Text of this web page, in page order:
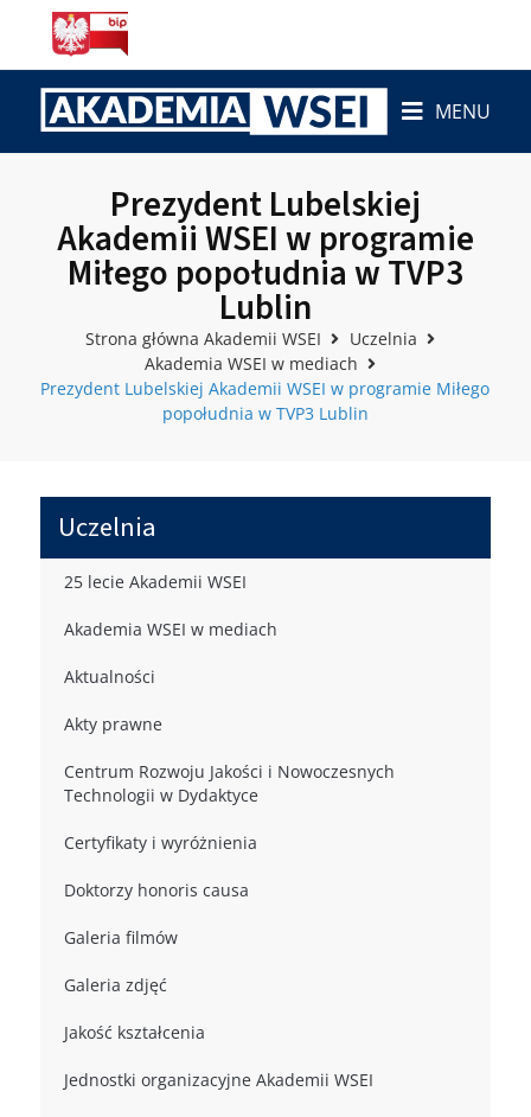
MENU
Prezydent Lubelskiej
Akademii WSEI w programie
Miłego popołudnia w TVP3
Lublin
Strona główna Akademii WSEI
Uczelnia
Akademia WSEI w mediach
Prezydent Lubelskiej Akademii WSEI w programie Miłego
popołudnia w TVP3 Lublin
Uczelnia
25 lecie Akademii WSEI
Akademia WSEI w mediach
Aktualności
Akty prawne
Centrum Rozwoju Jakości i Nowoczesnych
Technologii w Dydaktyce
Certyfikaty i wyróżnienia
Doktorzy honoris causa
Galeria filmów
Galeria zdjęć
Jakość kształcenia
Jednostki organizacyjne Akademii WSEI